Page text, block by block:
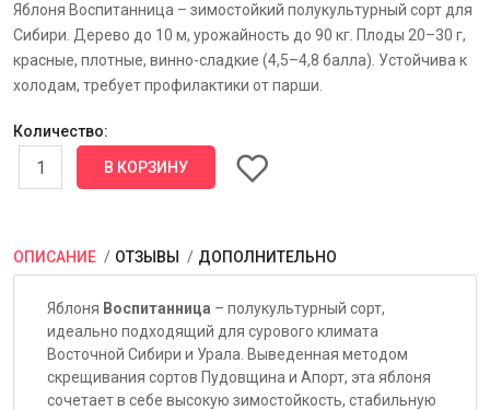
Яблоня Воспитанница – зимостойкий полукультурный сорт для
Сибири. Дерево до 10 м, урожайность до 90 кг. Плоды 20–30 г,
красные, плотные, винно-сладкие (4,5–4,8 балла). Устойчива к
холодам, требует профилактики от парши.
Количество:
ОПИСАНИЕ ОТЗЫВЫ ДОПОЛНИТЕЛЬНО
Яблоня Воспитанница – полукультурный сорт,
идеально подходящий для сурового климата
Восточной Сибири и Урала. Выведенная методом
скрещивания сортов Пудовщина и Апорт, эта яблоня
сочетает в себе высокую зимостойкость, стабильную